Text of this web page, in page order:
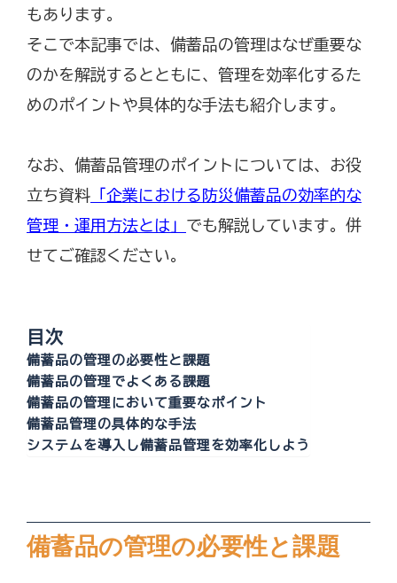
もあります。
そこで本記事では、備蓄品の管理はなぜ重要な
のかを解説するとともに、管理を効率化するた
めのポイントや具体的な手法も紹介します。
なお、備蓄品管理のポイントについては、お役
立ち資料 「企業における防災備蓄品の効率的な
管理・運用方法とは」 でも解説しています。併
せてご確認ください。
目次
備蓄品の管理の必要性と課題
備蓄品の管理でよくある課題
備蓄品の管理において重要なポイント
備蓄品管理の具体的な手法
システムを導入し備蓄品管理を効率化しよう
備蓄品の管理の必要性と課題